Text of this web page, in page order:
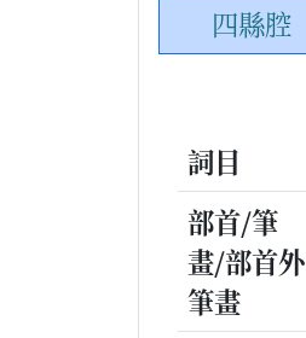
四縣腔
詞目
部首/筆
畫/部首外
筆畫